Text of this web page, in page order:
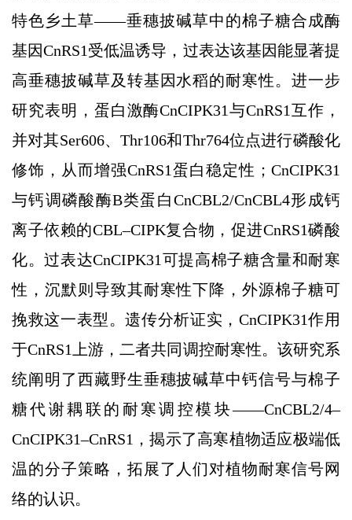
特色乡土草——垂穗披碱草中的棉子糖合成酶
基因CnRS1受低温诱导，过表达该基因能显著提
高垂穗披碱草及转基因水稻的耐寒性。进一步
研究表明，蛋白激酶CnCIPK31与CnRS1互作，
并对其Ser606、Thr106和Thr764位点进行磷酸化
修饰，从而增强CnRS1蛋白稳定性；CnCIPK31
与钙调磷酸酶B类蛋白CnCBL2/CnCBL4形成钙
离子依赖的CBL–CIPK复合物，促进CnRS1磷酸
化。过表达CnCIPK31可提高棉子糖含量和耐寒
性，沉默则导致其耐寒性下降，外源棉子糖可
挽救这一表型。遗传分析证实，CnCIPK31作用
于CnRS1上游，二者共同调控耐寒性。该研究系
统阐明了西藏野生垂穗披碱草中钙信号与棉子
糖代谢耦联的耐寒调控模块——CnCBL2/4–
CnCIPK31–CnRS1，揭示了高寒植物适应极端低
温的分子策略，拓展了人们对植物耐寒信号网
络的认识。